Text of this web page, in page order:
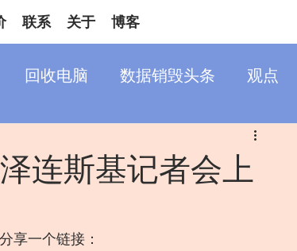
联系 关于 博客
回收电脑 数据销毁头条 观点
连斯基记者会上
享一个链接：